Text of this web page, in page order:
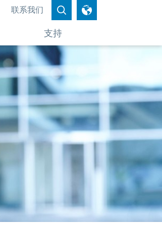
联系我们
支持